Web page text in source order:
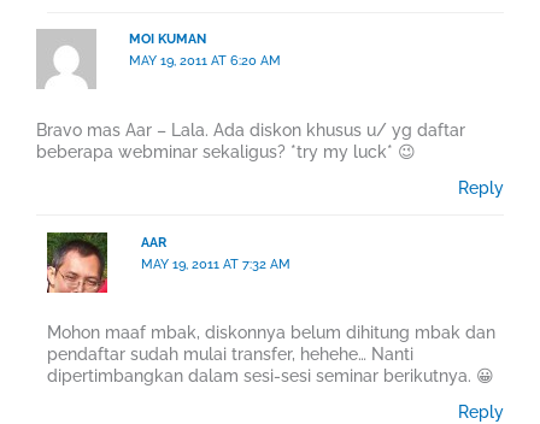
MOI KUMAN
MAY 19, 2011 AT 6:20 AM
Bravo mas Aar – Lala. Ada diskon khusus u/ yg daftar
beberapa webminar sekaligus? *try my luck* 😉
Reply
AAR
MAY 19, 2011 AT 7:32 AM
Mohon maaf mbak, diskonnya belum dihitung mbak dan
pendaftar sudah mulai transfer, hehehe… Nanti
dipertimbangkan dalam sesi-sesi seminar berikutnya. 😀
Reply